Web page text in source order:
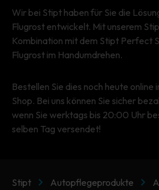
Wir bei Stipt haben für Sie die
Flugrost entwickelt. Mit unserem
Kombination mit dem Stipt Perfect
Flugrost im Handumdrehen.
Bestellen Sie dies noch heute online
Shop. Bei uns können Sie sicher
wenn Sie werktags bis 20:00 Uhr
selben Tag versendet!
Stipt Autopflegeprodukte